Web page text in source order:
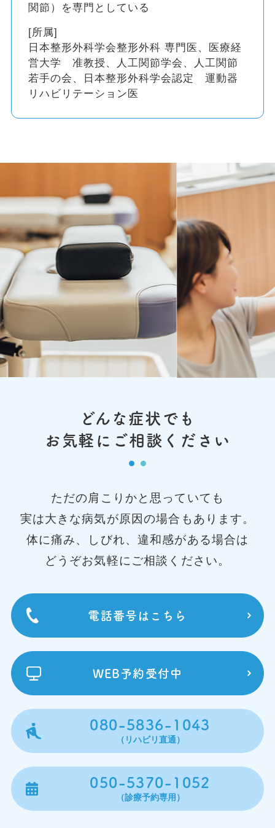
関節）を専門としている
[所属]
日本整形外科学会整形外科 専門医、医療経
営大学 准教授、人工関節学会、人工関節
若手の会、日本整形外科学会認定 運動器
リハビリテーション医
どんな症状でも
お気軽にご相談ください
ただの肩こりかと思っていても
実は大きな病気が原因の場合もあります。
体に痛み、しびれ、違和感がある場合は
どうぞお気軽にご相談ください。
電話番号はこちら
WEB予約受付中
080-5836-1043
（リハビリ直通）
050-5370-1052
（診療予約専用）